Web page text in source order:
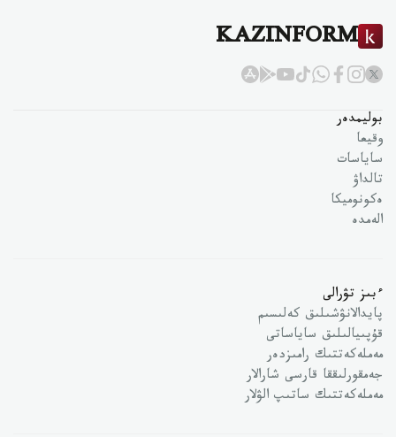
KAZINFORM
بوليمدەر
وقيعا
ساياسات
تالداۋ
ەكونوميكا
الەمدە
ءبىز تۋرالى
پايدالانۋشىلىق كەلىسىم
قۇپىيالىلىق ساياساتى
مەملەكەتتىك رامىزدەر
جەمقورلىققا قارسى شارالار
مەملەكەتتىك ساتىپ الۋلار